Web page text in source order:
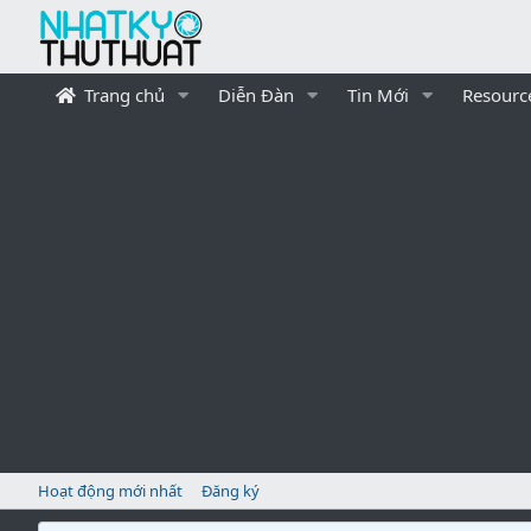
Trang chủ Diễn Đàn Tin Mới
Hoạt động mới nhất Đăng ký